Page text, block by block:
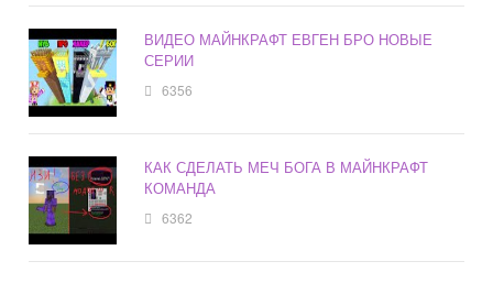
ВИДЕО МАЙНКРАФТ ЕВГЕН БРО НОВЫЕ
СЕРИИ
6356
КАК СДЕЛАТЬ МЕЧ БОГА В МАЙНКРАФТ
КОМАНДА
6362